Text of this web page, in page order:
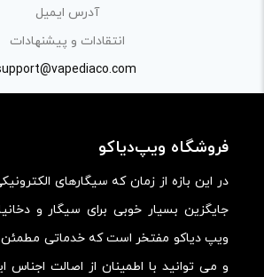
علامت‌گذاری شده‌اند
*
امتیاز شما
دیدگاه شما *
آدرس ایمیل
انتقادات و پیشنهادات
فروشگاه ویپ‌دیاکو
در این بازه از زمان که سیگارهای
جایگزین بسیار خوبی برای سیگار و
ویپ دیاکو مفتخر است که خدماتی مطمئن
و می توانید با اطمینان از اصالت